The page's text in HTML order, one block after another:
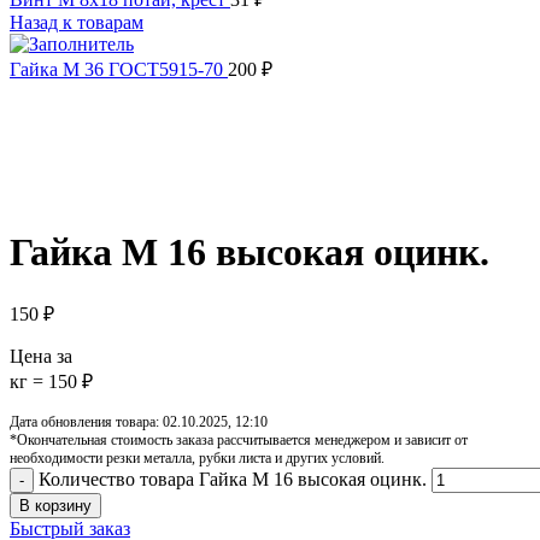
Назад к товарам
Гайка М 36 ГОСТ5915-70 200 ₽
Гайка М 16 высокая оцинк.
150 ₽
Цена за
кг = 150 ₽
Дата обновления товара: 02.10.2025, 12:10
*Окончательная стоимость заказа рассчитывается менеджером и зависит от
необходимости резки металла, рубки листа и других условий.
Количество товара Гайка М 16 высокая оцинк.
В корзину
Быстрый заказ